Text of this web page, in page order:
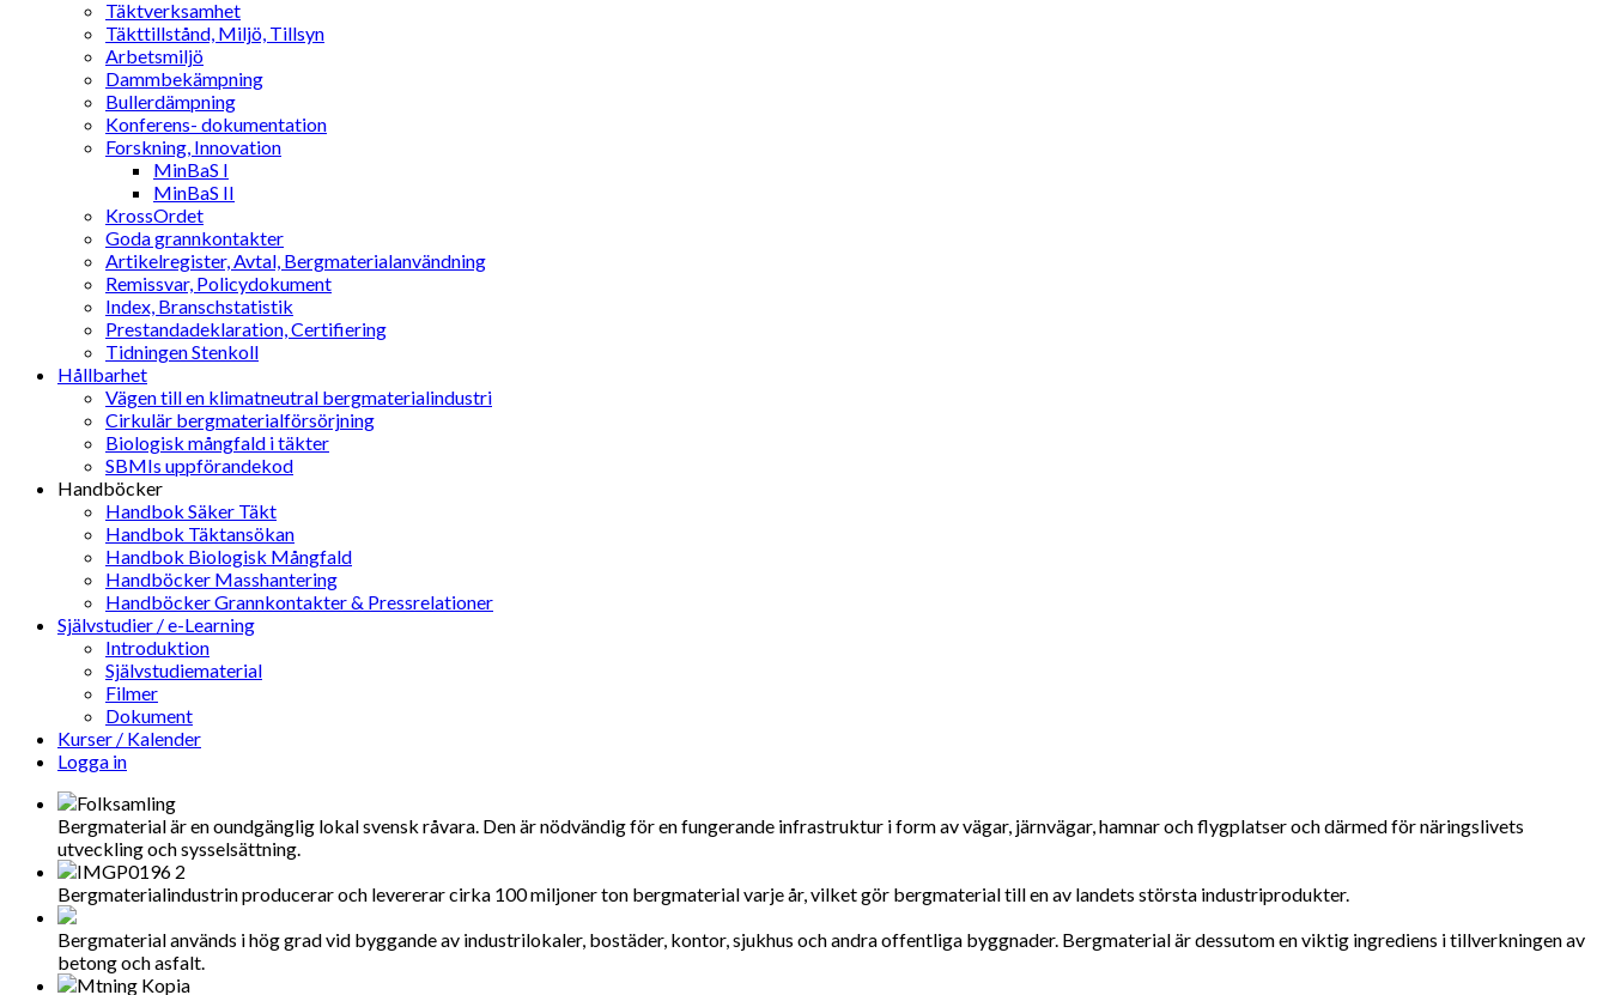
Täktverksamhet
Täkttillstånd, Miljö, Tillsyn
Arbetsmiljö
Dammbekämpning
Bullerdämpning
Konferens- dokumentation
Forskning, Innovation
MinBaS I
MinBaS II
KrossOrdet
Goda grannkontakter
Artikelregister, Avtal, Bergmaterialanvändning
Remissvar, Policydokument
Index, Branschstatistik
Prestandadeklaration, Certifiering
Tidningen Stenkoll
Hållbarhet
Vägen till en klimatneutral bergmaterialindustri
Cirkulär bergmaterialförsörjning
Biologisk mångfald i täkter
SBMIs uppförandekod
Handböcker
Handbok Säker Täkt
Handbok Täktansökan
Handbok Biologisk Mångfald
Handböcker Masshantering
Handböcker Grannkontakter & Pressrelationer
Självstudier / e-Learning
Introduktion
Självstudiematerial
Filmer
Dokument
Kurser / Kalender
Logga in
Bergmaterial är en oundgänglig lokal svensk råvara. Den är nödvändig för en fungerande infrastruktur i form av vägar, järnvägar, hamnar och flygplatser och därmed för näringslivets
utveckling och sysselsättning.
Bergmaterialindustrin producerar och levererar cirka 100 miljoner ton bergmaterial varje år, vilket gör bergmaterial till en av landets största industriprodukter.
Bergmaterial används i hög grad vid byggande av industrilokaler, bostäder, kontor, sjukhus och andra offentliga byggnader. Bergmaterial är dessutom en viktig ingrediens i tillverkningen av
betong och asfalt.